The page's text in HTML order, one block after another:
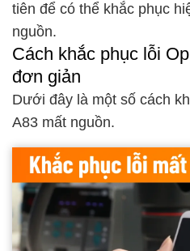
tiên để có thể khắc phục
nguồn.
Cách khắc phục lỗi
đơn giản
Dưới đây là một số cách
A83 mất nguồn.